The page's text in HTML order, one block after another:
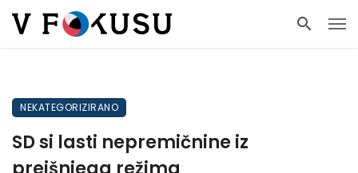
NEKATEGORIZIRANO
SD si lasti nepremičnine iz